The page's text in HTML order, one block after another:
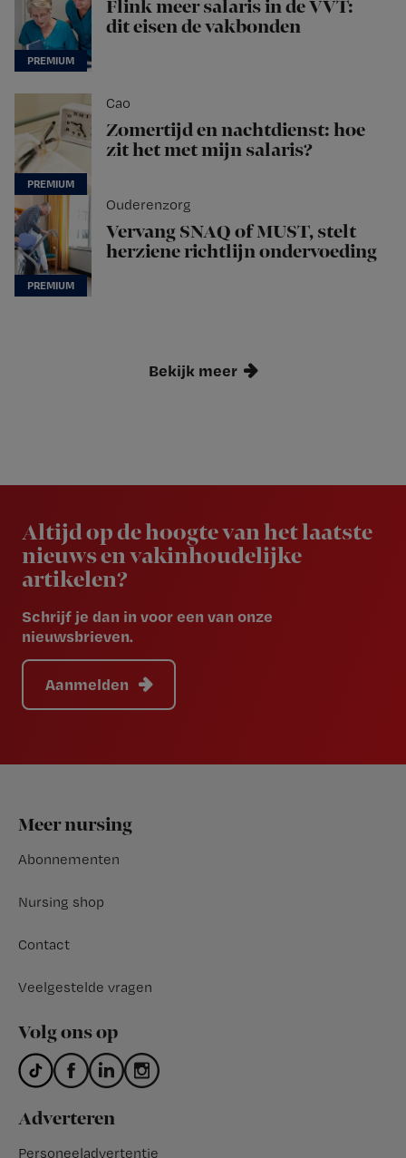
Flink meer salaris in de VVT:
dit eisen de vakbonden
Cao
Zomertijd en nachtdienst: hoe
zit het met mijn salaris?
Ouderenzorg
Vervang SNAQ of MUST, stelt
herziene richtlijn ondervoeding
Bekijk meer
Altijd op de hoogte van het laatste
nieuws en vakinhoudelijke
artikelen?
Schrijf je dan in voor een van onze
nieuwsbrieven.
Aanmelden
Footer
Meer nursing
Abonnementen
Nursing shop
Contact
Veelgestelde vragen
Volg ons op
Adverteren
Personeeladvertentie